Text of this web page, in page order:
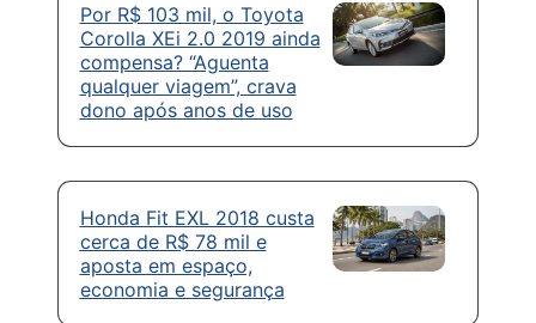
Por R$ 103 mil, o Toyota
Corolla XEi 2.0 2019 ainda
compensa? “Aguenta
qualquer viagem”, crava
dono após anos de uso
Honda Fit EXL 2018 custa
cerca de R$ 78 mil e
aposta em espaço,
economia e segurança